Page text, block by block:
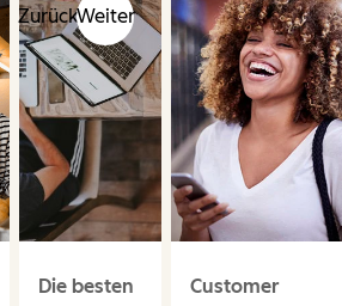
ZurückWeiter
Die besten
Customer